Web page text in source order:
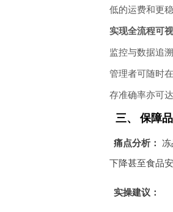
低的运费和更
实现全流程可
监控与数据追溯
管理者可随时
存准确率亦可达
三、 保障
痛点分析： 冻
下降甚至食品
实操建议：